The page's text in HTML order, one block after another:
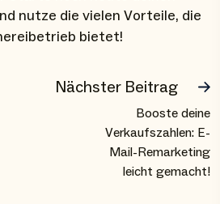
nutze die vielen Vorteile, die
bietet!
Nächster Beitrag
Booste deine
Verkaufszahlen: E-
Mail-Remarketing
leicht gemacht!